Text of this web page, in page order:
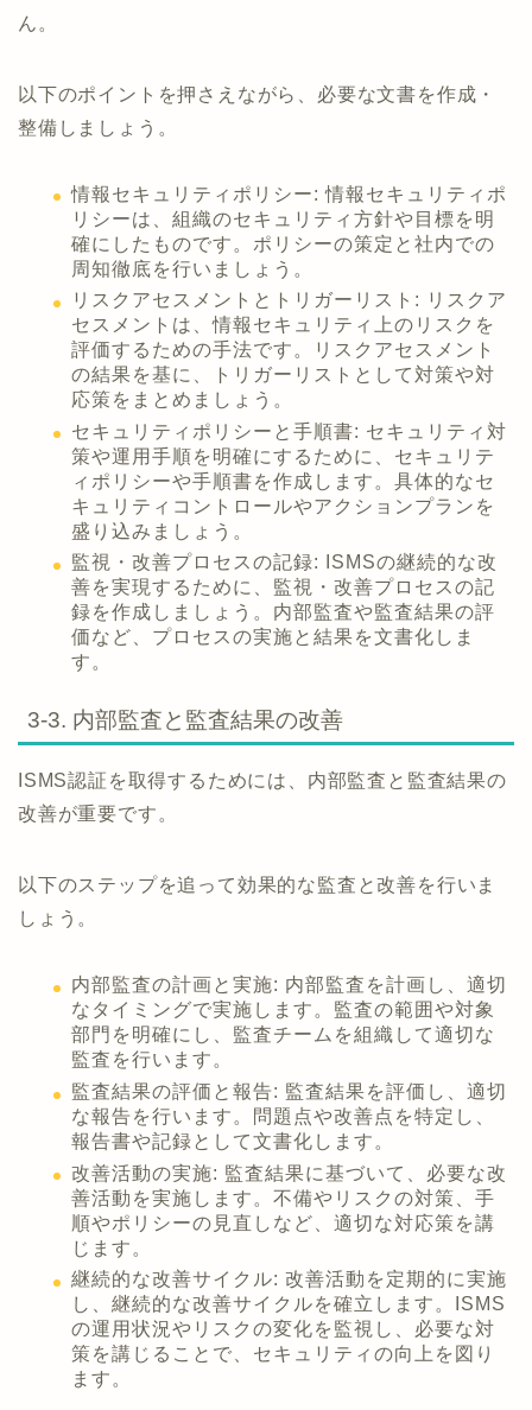
ん。
以下のポイントを押さえながら、必要な文書を作成・
整備しましょう。
情報セキュリティポリシー: 情報セキュリティポ
リシーは、組織のセキュリティ方針や目標を明
確にしたものです。ポリシーの策定と社内での
周知徹底を行いましょう。
リスクアセスメントとトリガーリスト: リスクア
セスメントは、情報セキュリティ上のリスクを
評価するための手法です。リスクアセスメント
の結果を基に、トリガーリストとして対策や対
応策をまとめましょう。
セキュリティポリシーと手順書: セキュリティ対
策や運用手順を明確にするために、セキュリテ
ィポリシーや手順書を作成します。具体的なセ
キュリティコントロールやアクションプランを
盛り込みましょう。
監視・改善プロセスの記録: ISMSの継続的な改
善を実現するために、監視・改善プロセスの記
録を作成しましょう。内部監査や監査結果の評
価など、プロセスの実施と結果を文書化しま
す。
3-3. 内部監査と監査結果の改善
ISMS認証を取得するためには、内部監査と監査結果の
改善が重要です。
以下のステップを追って効果的な監査と改善を行いま
しょう。
内部監査の計画と実施: 内部監査を計画し、適切
なタイミングで実施します。監査の範囲や対象
部門を明確にし、監査チームを組織して適切な
監査を行います。
監査結果の評価と報告: 監査結果を評価し、適切
な報告を行います。問題点や改善点を特定し、
報告書や記録として文書化します。
改善活動の実施: 監査結果に基づいて、必要な改
善活動を実施します。不備やリスクの対策、手
順やポリシーの見直しなど、適切な対応策を講
じます。
継続的な改善サイクル: 改善活動を定期的に実施
し、継続的な改善サイクルを確立します。ISMS
の運用状況やリスクの変化を監視し、必要な対
策を講じることで、セキュリティの向上を図り
ます。